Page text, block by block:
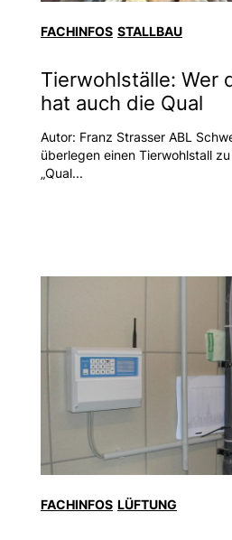
FACHINFOS STALLBAU
Tierwohlställe: Wer
hat auch die Qual
Autor: Franz Strasser ABL
überlegen einen Tierwohlstall
„Qual...
FACHINFOS LÜFTUNG